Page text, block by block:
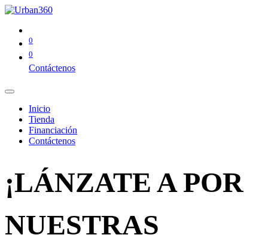
0
0
Contáctenos
Inicio
Tienda
Financiación
Contáctenos
¡LÁNZATE A POR
NUESTRAS